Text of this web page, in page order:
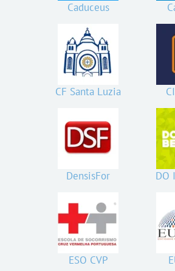
Caduceus
CF Santa Luzia
DensisFor DO
ESO CVP